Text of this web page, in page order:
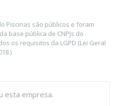
Piscinas são públicos e foram
base pública de CNPJs do
os requisitos da LGPD (Lei Geral
)
esta empresa.